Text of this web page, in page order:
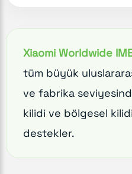
Xiaomi Worldwide
tüm büyük
ve fabrika
kilidi ve bölgesel
destekler.